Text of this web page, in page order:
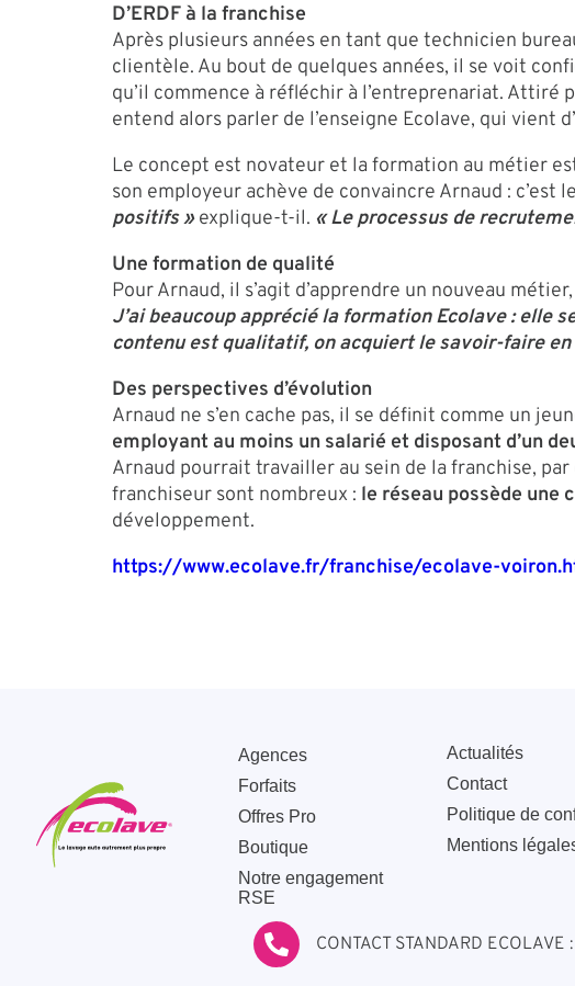
D’ERDF à la franchise
Après plusieurs années en tant que technicien
clientèle. Au bout de quelques années, il se voit
qu’il commence à réfléchir à l’entreprenariat. Attiré
entend alors parler de l’enseigne Ecolave, qui vient
Le concept est novateur et la formation au métier
son employeur achève de convaincre Arnaud : c’est
positifs »explique-t-il. « Le processus de
Une formation de qualité
Pour Arnaud, il s’agit d’apprendre un nouveau
J’ai beaucoup apprécié la formation Ecolave : elle
contenu est qualitatif, on acquiert le savoir-faire
Des perspectives d’évolution
Arnaud ne s’en cache pas, il se définit comme un
employant au moins un salarié et disposant d’un
Arnaud pourrait travailler au sein de la franchise,
franchiseur sont nombreux : le réseau possède une
développement.
https://www.ecolave.fr/franchise/ecolave-
Agences
Forfaits
Offres Pro
Boutique
Notre engagement
RSE
Actualités
Contact
Politique de
Mentions
CONTACT STANDARD ECOLAVE :